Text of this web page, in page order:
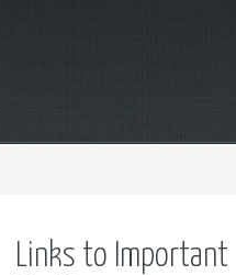
Links to Important